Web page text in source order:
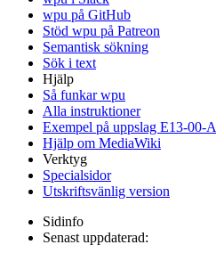
wpu på GitHub
Stöd wpu på Patreon
Semantisk sökning
Sök i text
Hjälp
Så funkar wpu
Alla instruktioner
Exempel på uppslag E13-00-A
Hjälp om MediaWiki
Verktyg
Specialsidor
Utskriftsvänlig version
Sidinfo
Senast uppdaterad: